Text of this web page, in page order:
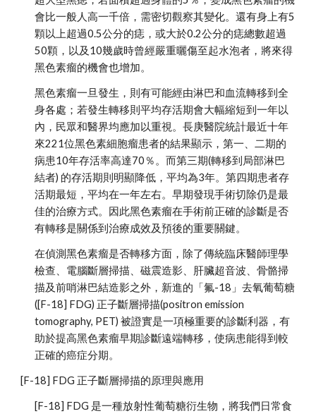
會比一般人高一千倍，需密切觀察其變化。還有身上有5
顆以上超過0.5公分的痣，或大於0.2公分的痣總數超過
50顆，以及10幾歲時曾經嚴重曬傷至起水泡者，將來得
黑色素瘤的機會也增加。
黑色素瘤一旦發生，則有可能經由淋巴和血流轉移到全
身各處；若發生轉移則平均存活期會大幅縮短到一年以
內，民眾和醫界均應加以重視。長庚醫院統計最近十年
來221位黑色素細胞瘤患者的結果顯示，第一、二期的
病患10年存活率高達70％。而第三期(轉移到局部淋巴
結者) 的存活期則明顯降低，平均為3年。第四期患者存
活期最短，平均在一年左右。早期發現手術切除仍是最
佳的治療方式。因此黑色素瘤在手術前正確的診斷是否
有轉移是關係到治療成效及預後的重要關鍵。
在偵測黑色素瘤是否轉移方面，除了傳統臨床醫師理學
檢查、電腦斷層掃描、磁震造影、肝臟超音波、骨骼掃
描及前哨淋巴結造影之外，新進的「氟-18」去氧葡萄糖
([F-18] FDG) 正子斷層掃描(positron emission
tomography, PET) 被證實是一項極重要的診斷利器，有
助於提高黑色素瘤早期診斷遠端轉移，使病患能得到較
正確的癌症分期。
[F-18] FDG 正子斷層掃描的原理與應用
[F-18] FDG 是一種放射性葡萄糖衍生物，將我們日常食